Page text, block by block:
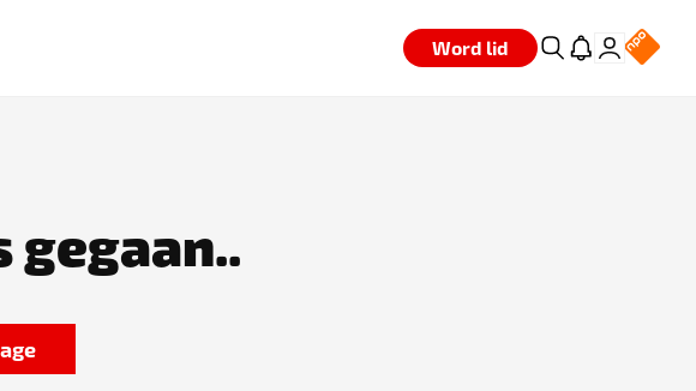
Word lid
gegaan..